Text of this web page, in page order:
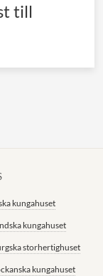
till
kungahuset
kungahuset
storhertighuset
kungahuset